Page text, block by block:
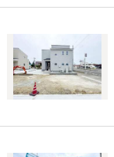
イ
ペ
ー
ジ
に
存